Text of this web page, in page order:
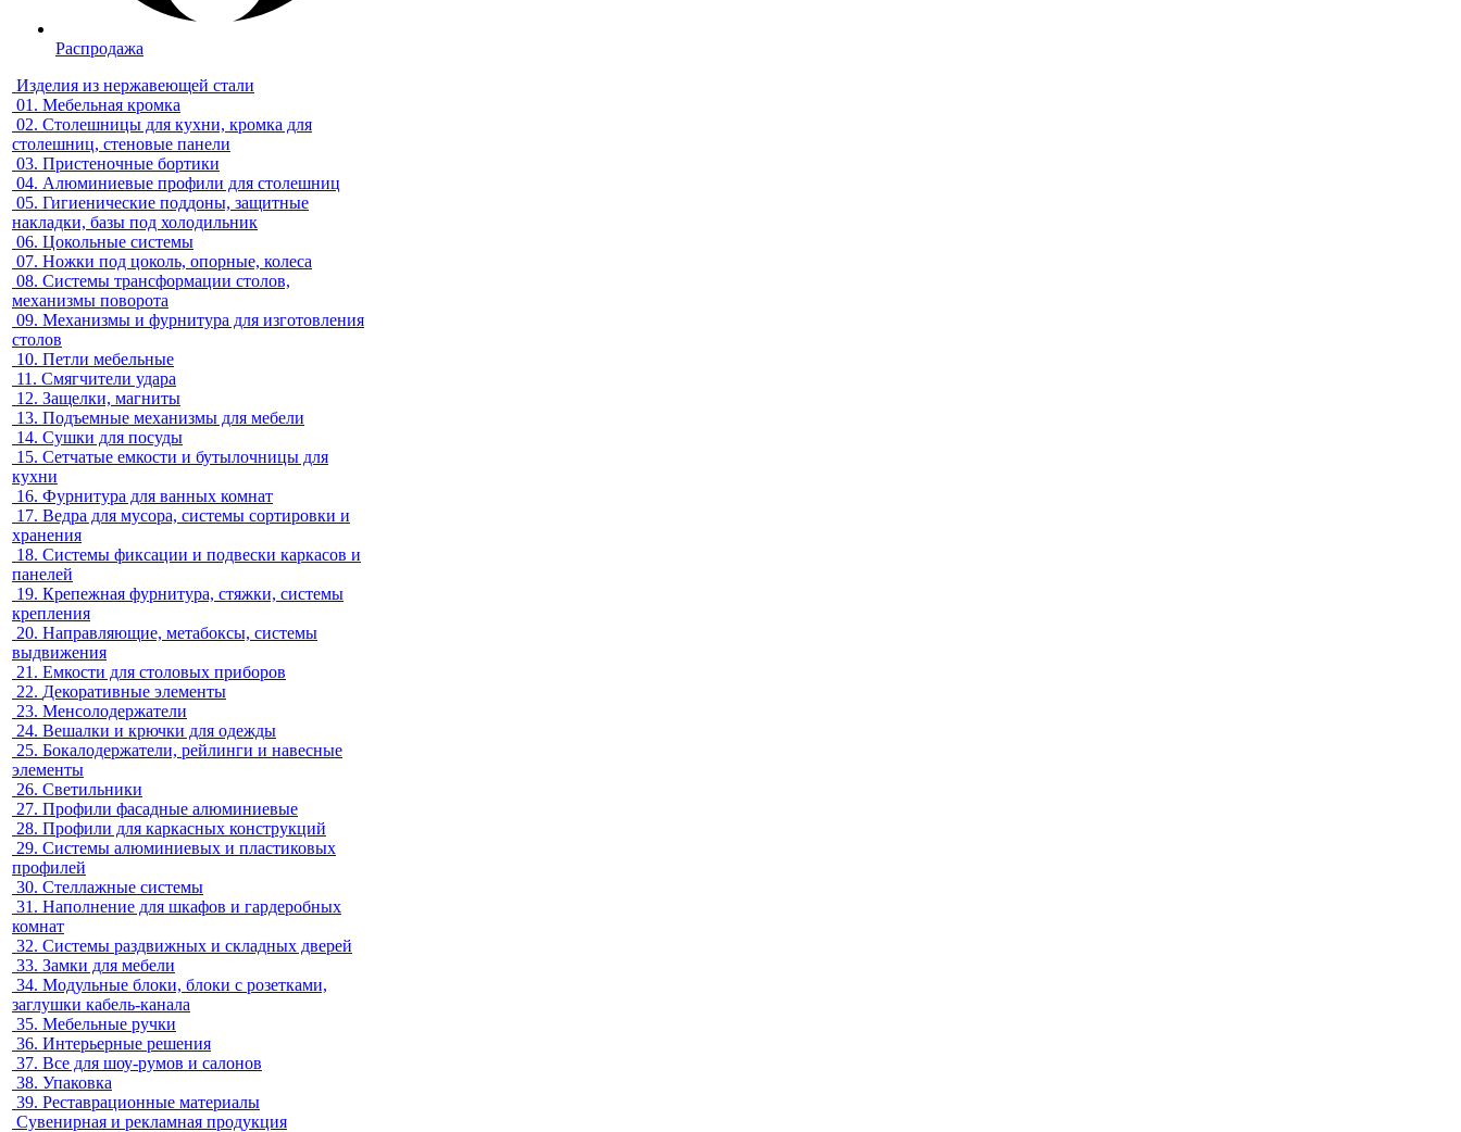
Распродажа
Изделия из нержавеющей стали
01. Мебельная кромка
02. Столешницы для кухни, кромка для
столешниц, стеновые панели
03. Пристеночные бортики
04. Алюминиевые профили для столешниц
05. Гигиенические поддоны, защитные
накладки, базы под холодильник
06. Цокольные системы
07. Ножки под цоколь, опорные, колеса
08. Системы трансформации столов,
механизмы поворота
09. Механизмы и фурнитура для изготовления
столов
10. Петли мебельные
11. Смягчители удара
12. Защелки, магниты
13. Подъемные механизмы для мебели
14. Сушки для посуды
15. Сетчатые емкости и бутылочницы для
кухни
16. Фурнитура для ванных комнат
17. Ведра для мусора, системы сортировки и
хранения
18. Системы фиксации и подвески каркасов и
панелей
19. Крепежная фурнитура, стяжки, системы
крепления
20. Направляющие, метабоксы, системы
выдвижения
21. Емкости для столовых приборов
22. Декоративные элементы
23. Менсолодержатели
24. Вешалки и крючки для одежды
25. Бокалодержатели, рейлинги и навесные
элементы
26. Светильники
27. Профили фасадные алюминиевые
28. Профили для каркасных конструкций
29. Системы алюминиевых и пластиковых
профилей
30. Стеллажные системы
31. Наполнение для шкафов и гардеробных
комнат
32. Системы раздвижных и складных дверей
33. Замки для мебели
34. Модульные блоки, блоки с розетками,
заглушки кабель-канала
35. Мебельные ручки
36. Интерьерные решения
37. Все для шоу-румов и салонов
38. Упаковка
39. Реставрационные материалы
Сувенирная и рекламная продукция